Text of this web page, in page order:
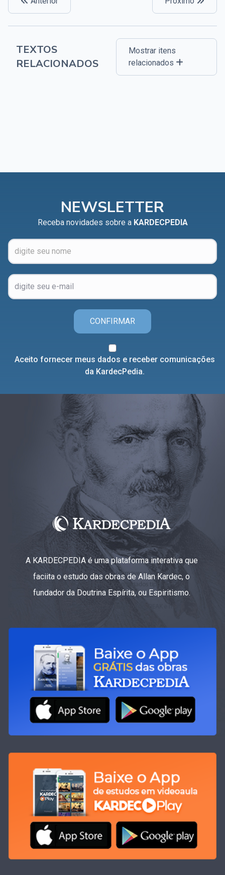
TEXTOS
RELACIONADOS
Mostrar itens
relacionados
NEWSLETTER
Receba novidades sobre a KARDECPEDIA
CONFIRMAR
Aceito fornecer meus dados e receber comunicações
da KardecPedia.
A KARDECPEDIA é uma plataforma interativa que
faciita o estudo das obras de Allan Kardec, o
fundador da Doutrina Espírita, ou Espiritismo.